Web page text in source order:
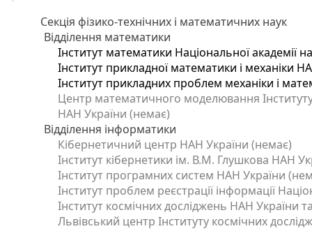
Секція фізико-технічних і математичних наук
Відділення математики
Інститут математики Національної академії
Інститут прикладної математики і механіки
Інститут прикладних проблем механіки і
Центр математичного моделювання
НАН України (немає)
Відділення інформатики
Кібернетичний центр НАН України (немає)
Інститут кібернетики ім. В.М. Глушкова НАН
Інститут програмних систем НАН України
Інститут проблем реєстрації інформації
Інститут космічних досліджень НАН України
Львівський центр Інституту космічних